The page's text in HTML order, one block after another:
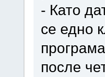
- Като
се едно
после